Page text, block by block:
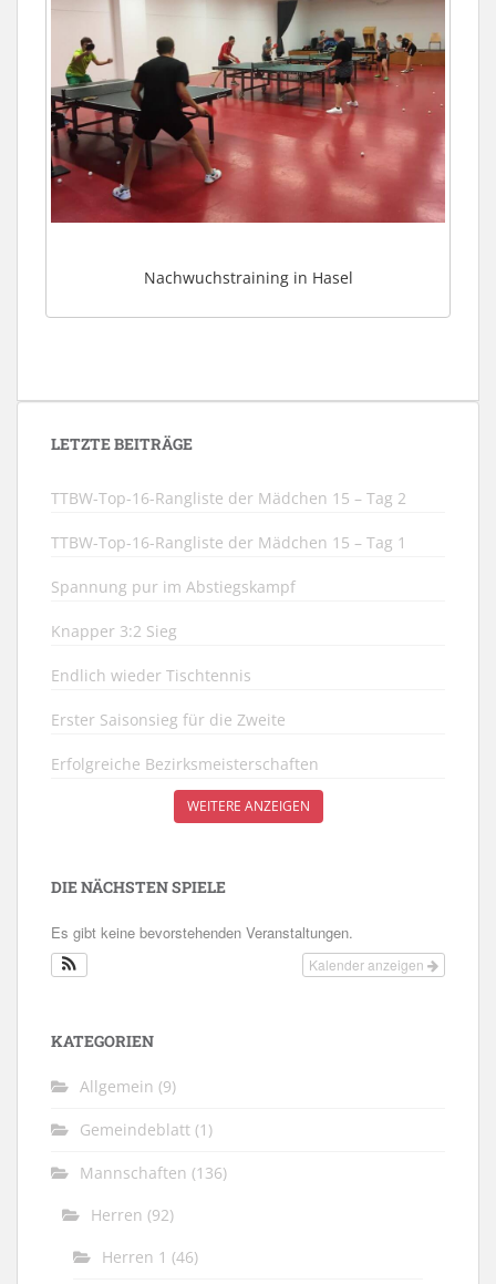
Nachwuchstraining in Hasel
LETZTE BEITRÄGE
TTBW-Top-16-Rangliste der Mädchen 15 – Tag 2
TTBW-Top-16-Rangliste der Mädchen 15 – Tag 1
Spannung pur im Abstiegskampf
Knapper 3:2 Sieg
Endlich wieder Tischtennis
Erster Saisonsieg für die Zweite
Erfolgreiche Bezirksmeisterschaften
WEITERE ANZEIGEN
DIE NÄCHSTEN SPIELE
Es gibt keine bevorstehenden Veranstaltungen.
Kalender anzeigen
KATEGORIEN
Allgemein (9)
Gemeindeblatt (1)
Mannschaften (136)
Herren (92)
Herren 1 (46)